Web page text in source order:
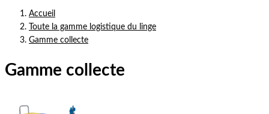
Accueil
Toute la gamme logistique du linge
Gamme collecte
Gamme collecte